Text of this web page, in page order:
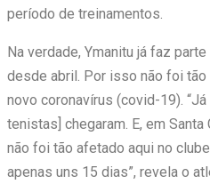
período de treinamentos.
Na verdade, Ymanitu já faz
desde abril. Por isso não foi
novo coronavírus (covid-19).
tenistas] chegaram. E, em Santa
não foi tão afetado aqui no
apenas uns 15 dias”, revela o